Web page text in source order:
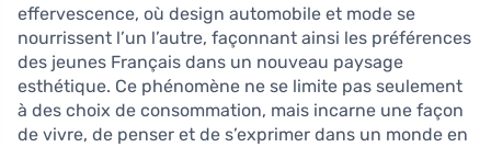
effervescence, où design automobile et mode se
nourrissent l’un l’autre, façonnant ainsi les préférences
des jeunes Français dans un nouveau paysage
esthétique. Ce phénomène ne se limite pas seulement
à des choix de consommation, mais incarne une façon
de vivre, de penser et de s’exprimer dans un monde en